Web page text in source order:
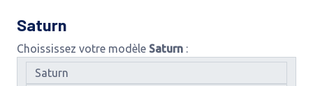
Saturn
Choississez votre modèle Saturn :